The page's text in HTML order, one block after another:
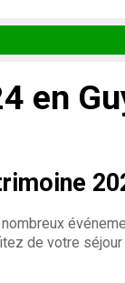
en
de votre